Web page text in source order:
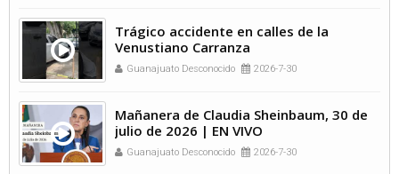
Trágico accidente en calles de la
Venustiano Carranza
Guanajuato Desconocido 2026-7-30
Mañanera de Claudia Sheinbaum, 30 de
julio de 2026 | EN VIVO
Guanajuato Desconocido 2026-7-30